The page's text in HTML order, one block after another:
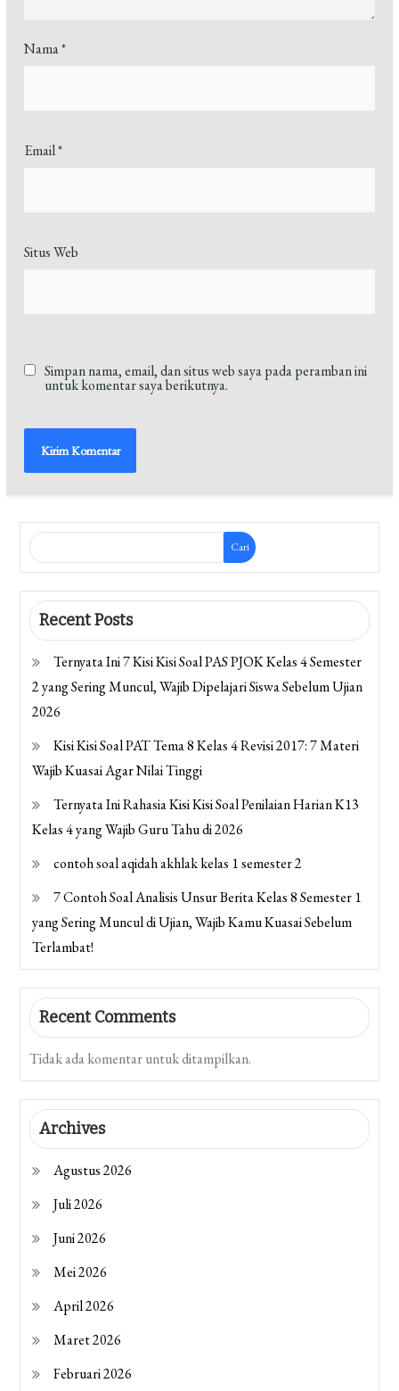
Nama*
Email*
Situs Web
Simpan nama, email, dan situs web saya pada peramban ini
untuk komentar saya berikutnya.
Cari
Recent Posts
Ternyata Ini 7 Kisi Kisi Soal PAS PJOK Kelas 4 Semester
2 yang Sering Muncul, Wajib Dipelajari Siswa Sebelum Ujian
2026
Kisi Kisi Soal PAT Tema 8 Kelas 4 Revisi 2017: 7 Materi
Wajib Kuasai Agar Nilai Tinggi
Ternyata Ini Rahasia Kisi Kisi Soal Penilaian Harian K13
Kelas 4 yang Wajib Guru Tahu di 2026
contoh soal aqidah akhlak kelas 1 semester 2
7 Contoh Soal Analisis Unsur Berita Kelas 8 Semester 1
yang Sering Muncul di Ujian, Wajib Kamu Kuasai Sebelum
Terlambat!
Recent Comments
Tidak ada komentar untuk ditampilkan.
Archives
Agustus 2026
Juli 2026
Juni 2026
Mei 2026
April 2026
Maret 2026
Februari 2026